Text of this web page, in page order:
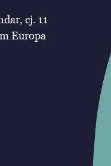
cj. 11
Europa